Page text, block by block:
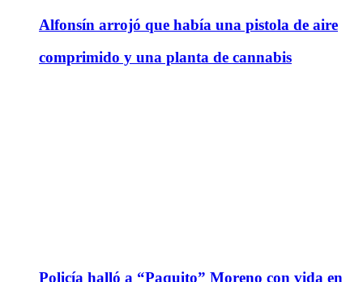
Alfonsín arrojó que había una pistola de aire
comprimido y una planta de cannabis
Policía halló a “Paquito” Moreno con vida en